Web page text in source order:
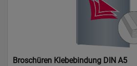
Broschüren Klebebindung DIN A5